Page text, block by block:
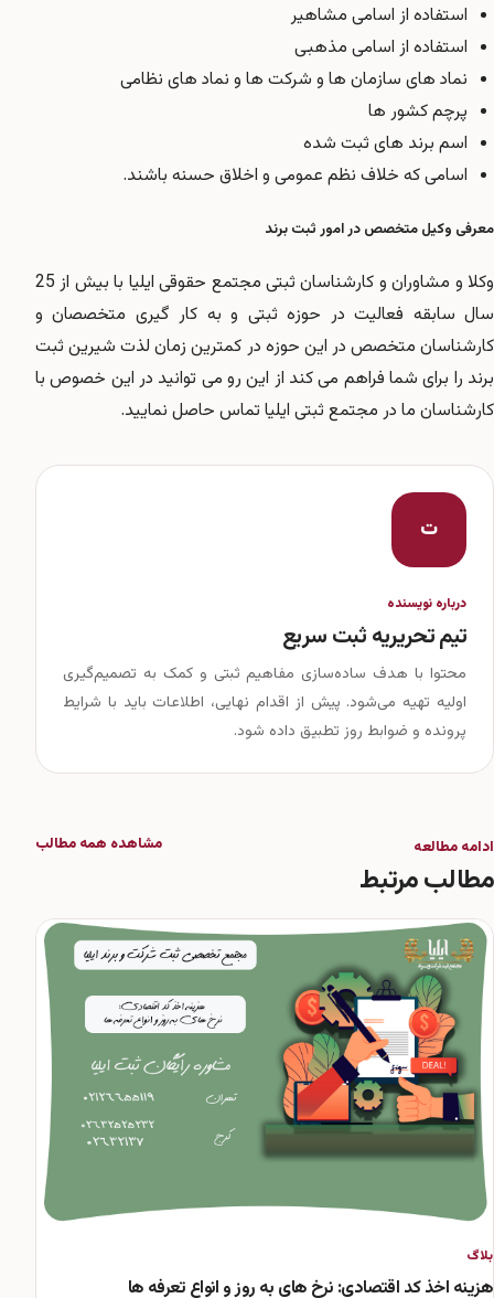
استفاده از اسامی مشاهیر
استفاده از اسامی مذهبی
نماد های سازمان ها و شرکت ها و نماد های نظامی
پرچم کشور ها
اسم برند های ثبت شده
اسامی که خلاف نظم عمومی و اخلاق حسنه باشند.
معرفی وکیل متخصص در امور ثبت برند
وکلا و مشاوران و کارشناسان ثبتی مجتمع حقوقی ایلیا با بیش از 25
سال سابقه فعالیت در حوزه ثبتی و به کار گیری متخصصان و
کارشناسان متخصص در این حوزه در کمترین زمان لذت شیرین ثبت
برند را برای شما فراهم می کند از این رو می توانید در این خصوص با
کارشناسان ما در مجتمع ثبتی ایلیا تماس حاصل نمایید.
ت
درباره نویسنده
تیم تحریریه ثبت سریع
محتوا با هدف ساده‌سازی مفاهیم ثبتی و کمک به تصمیم‌گیری
اولیه تهیه می‌شود. پیش از اقدام نهایی، اطلاعات باید با شرایط
پرونده و ضوابط روز تطبیق داده شود.
ادامه مطالعه
مطالب مرتبط
مشاهده همه مطالب
بلاگ
هزینه اخذ کد اقتصادی: نرخ های به روز و انواع تعرفه ها